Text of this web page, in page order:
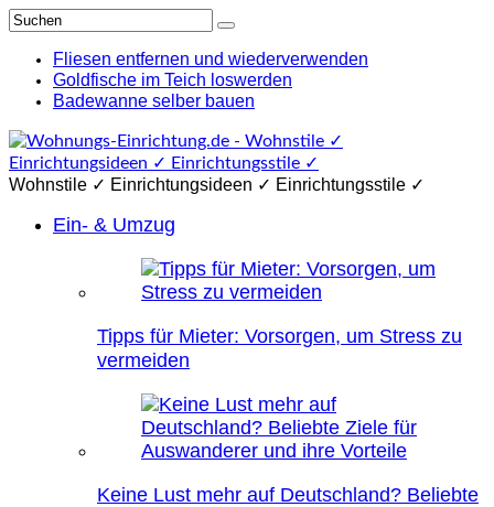
Fliesen entfernen und wiederverwenden
Goldfische im Teich loswerden
Badewanne selber bauen
Wohnstile ✓ Einrichtungsideen ✓ Einrichtungsstile ✓
Ein- & Umzug
Tipps für Mieter: Vorsorgen, um Stress zu
vermeiden
Keine Lust mehr auf Deutschland? Beliebte